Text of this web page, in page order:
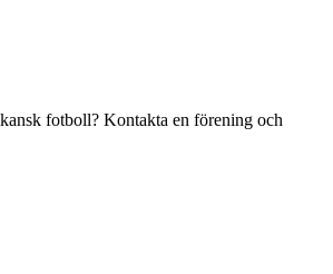
fotboll? Kontakta en förening och